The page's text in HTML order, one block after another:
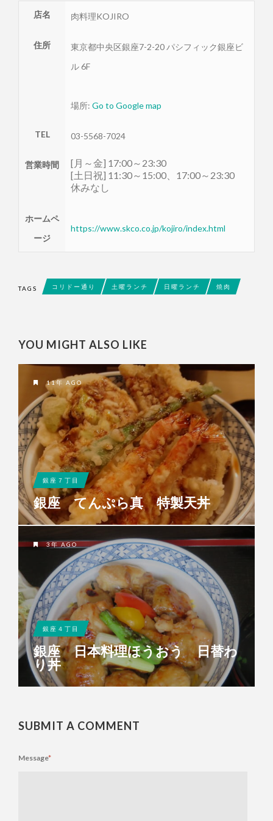
店名 肉料理KOJIRO
住所 東京都中央区銀座7-2-20 パシフィック銀座ビ
ル 6F
場所: Go to Google map
TEL 03-5568-7024
営業時間
[月～金] 17:00～23:30
[土日祝] 11:30～15:00、17:00～23:30
休みなし
ホームペ
ージ
https://www.skco.co.jp/kojiro/index.html
TAGS コリドー通り 土曜ランチ 日曜ランチ 焼肉
YOU MIGHT ALSO LIKE
11年 AGO
銀座７丁目
銀座 てんぷら真 特製天丼
3年 AGO
銀座４丁目
銀座 日本料理ほうおう 日替わ
り丼
SUBMIT A COMMENT
Message*